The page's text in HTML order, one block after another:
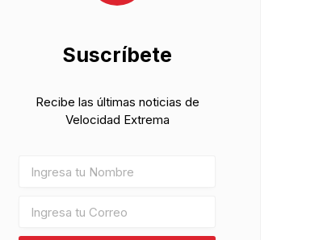
Suscríbete
Recibe las últimas noticias de
Velocidad Extrema